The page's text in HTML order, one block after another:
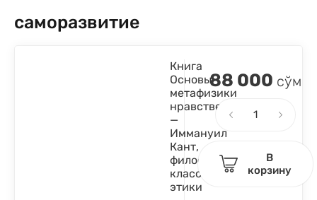
саморазвитие
Книга
Основы
метафизики
нравственности
—
Иммануил
Кант,
философия,
классика
этики
88 000 сўм
В
корзину